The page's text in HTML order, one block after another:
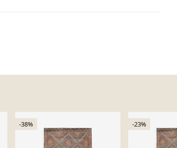
-38% -23%